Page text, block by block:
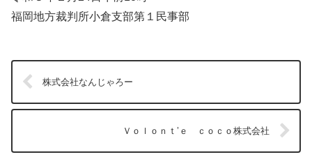
福岡地方裁判所小倉支部第１民事部
株式会社なんじゃろー
Ｖｏｌｏｎｔ’ｅ ｃｏｃｏ株式会社